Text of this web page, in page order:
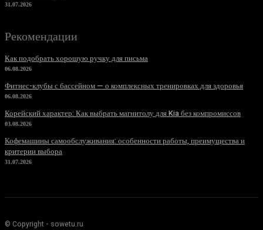
31.07.2026
Рекомендации
Как подобрать хорошую ручку для письма
06.08.2026
Фитнес-клубы с бассейном — о комплексных тренировках для здоровья
06.08.2026
Корейский характер: Как выбрать магнитолу для Kia без компромиссов
03.08.2026
Кофемашины самообслуживания: особенности работы, преимущества и
критерии выбора
31.07.2026
© Copyright - sowetu.ru